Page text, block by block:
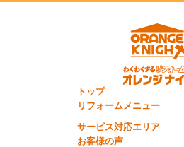
トップ
リフォームメニュー
サービス対応エリア
お客様の声